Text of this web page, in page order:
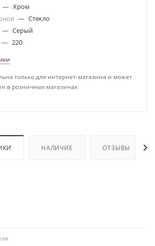
— Хром
— Стекло
— Серый
— 220
только для интернет-магазина и может
в розничных магазинах
НАЛИЧИЕ ОТЗЫВЫ